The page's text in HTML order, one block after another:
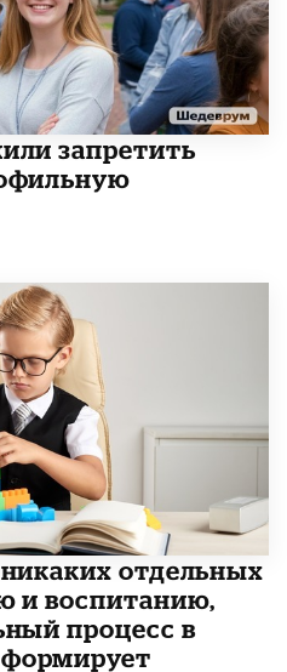
запретить
отдельных
и воспитанию,
процесс в